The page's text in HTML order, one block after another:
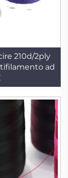
210d/2ply
ad